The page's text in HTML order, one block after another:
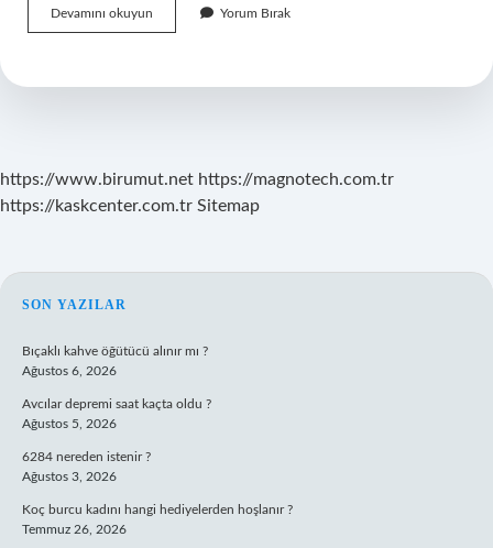
Devamını okuyun
100
Nedir
Yorum Bırak
https://www.birumut.net https://magnotech.com.tr
https://kaskcenter.com.tr Sitemap
SIDEBAR
SON YAZILAR
Bıçaklı kahve öğütücü alınır mı ?
Ağustos 6, 2026
Avcılar depremi saat kaçta oldu ?
Ağustos 5, 2026
6284 nereden istenir ?
Ağustos 3, 2026
Koç burcu kadını hangi hediyelerden hoşlanır ?
Temmuz 26, 2026